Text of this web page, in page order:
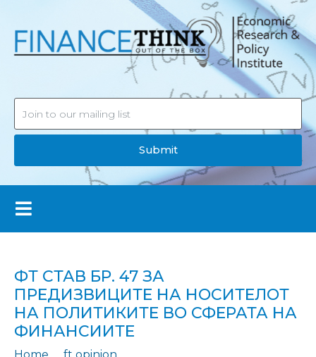
Submit
ФТ СТАВ БР. 47 ЗА
ПРЕДИЗВИЦИТЕ НА НОСИТЕЛОТ
НА ПОЛИТИКИТЕ ВО СФЕРАТА НА
ФИНАНСИИТЕ
Home
ft opinion